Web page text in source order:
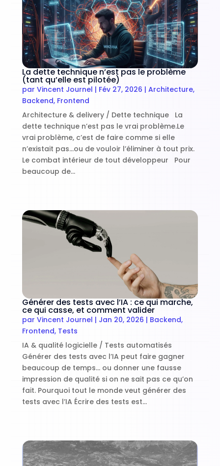
La dette technique n’est pas le problème
(tant qu’elle est pilotée)
par Vincent Journel | Fév 27, 2026 | Architecture,
Backend, Frontend
Architecture & delivery / Dette technique La
dette technique n’est pas le vrai problème.Le
vrai problème, c’est de faire comme si elle
n’existait pas…ou de vouloir l’éliminer à tout prix.
Le combat intérieur de tout développeur Pour
beaucoup de...
Générer des tests avec l’IA : ce qui marche,
ce qui casse, et comment valider
par Vincent Journel | Jan 20, 2026 | Backend,
Frontend, Tests
IA & qualité logicielle / Tests automatisés
Générer des tests avec l’IA peut faire gagner
beaucoup de temps… ou donner une fausse
impression de qualité si on ne sait pas ce qu’on
fait. Pourquoi tout le monde veut générer des
tests avec l’IA Écrire des tests est...